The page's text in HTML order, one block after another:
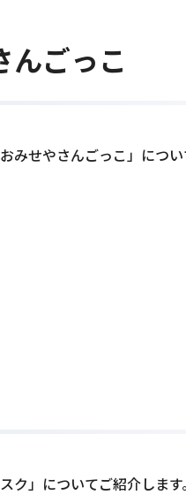
んごっこ
みせやさんごっこ」につ
ク」についてご紹介します